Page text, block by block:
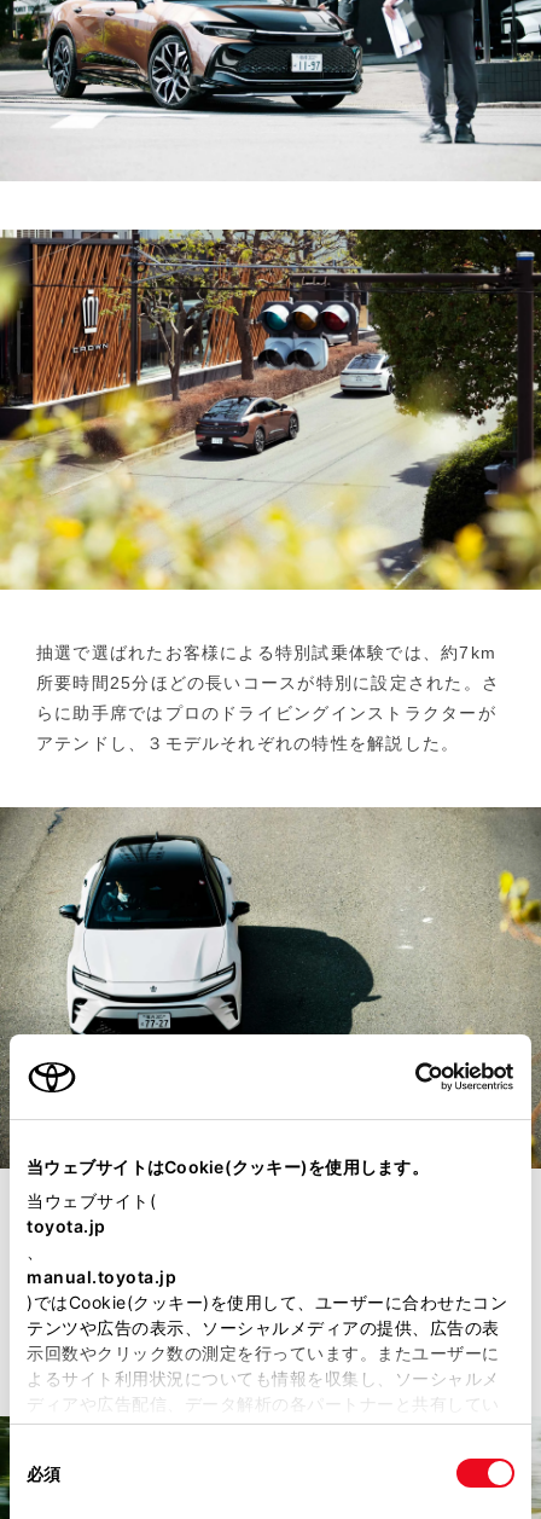
当ウェブサイトはCookie(クッキー)を使用します。
当ウェブサイト(
toyota.jp
manual.toyota.jp
)ではCookie(クッキー)を使用して、ユーザーに合わせたコン
テンツや広告の表示、ソーシャルメディアの提供、広告の表
示回数やクリック数の測定を行っています。またユーザーに
よるサイト利用状況についても情報を収集し、ソーシャルメ
ディアや広告配信、データ解析の各パートナーと共有してい
ます。各パートナーは、ここで収集された情報とユーザーが
各パートナーに提供した他の情報、ユーザーが各パートナー
のサービスを使用したときに収集した他の情報を組み合わせ
意
の
必須
抽選で選ばれたお客様による特別試乗体験では、約7km
所要時間25分ほどの長いコースが特別に設定された。さ
らに助手席ではプロのドライビングインストラクターが
アテンドし、３モデルそれぞれの特性を解説した。
試乗されたお客様は「乗り比べができる貴重な機会とな
説明いただき、実際に試乗してみると、その通りの特性
や乗り味の違いを楽しめてすごいと感じました。」と率
直な感想が出てきた。